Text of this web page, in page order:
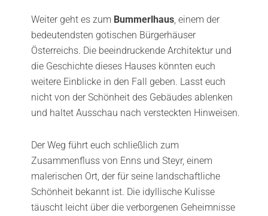
Weiter geht es zum Bummerlhaus, einem der
bedeutendsten gotischen Bürgerhäuser
Österreichs. Die beeindruckende Architektur und
die Geschichte dieses Hauses könnten euch
weitere Einblicke in den Fall geben. Lasst euch
nicht von der Schönheit des Gebäudes ablenken
und haltet Ausschau nach versteckten Hinweisen.
Der Weg führt euch schließlich zum
Zusammenfluss von Enns und Steyr, einem
malerischen Ort, der für seine landschaftliche
Schönheit bekannt ist. Die idyllische Kulisse
täuscht leicht über die verborgenen Geheimnisse